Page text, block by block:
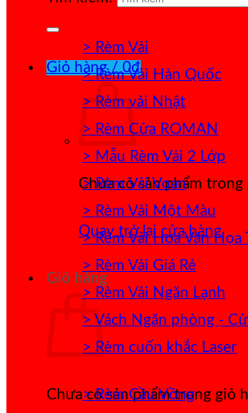
Giỏ hàng /0₫
Chưa có sản phẩm trong
Quay trở lại cửa hàng
Giỏ hàng
Chưa có sản phẩm trong giỏ
> Rèm Vải
> Rèm Vải Hàn Quốc
> Rèm vải Nhật
> Rèm Cửa ROMAN
> Mẫu Rèm Vải 2 Lớp
> Rèm Vải Voan
> Rèm Vải Một Màu
> Rèm Vải Hoa Văn Họa
> Rèm Vải Giá Rẻ
> Rèm Vải Ngăn Lạnh
> Vách Ngăn phòng -
> Rèm cuốn khắc Laser
> Rèm Cầu Vồng